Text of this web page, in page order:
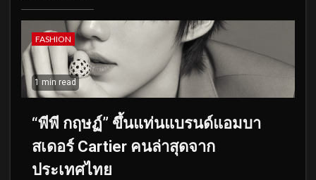
FASHION
1 min read
“พีพี กฤษฏ์” ขึ้นแท่นแบรนด์แอมบา
สเดอร์ Cartier คนล่าสุดจาก
ประเทศไทย